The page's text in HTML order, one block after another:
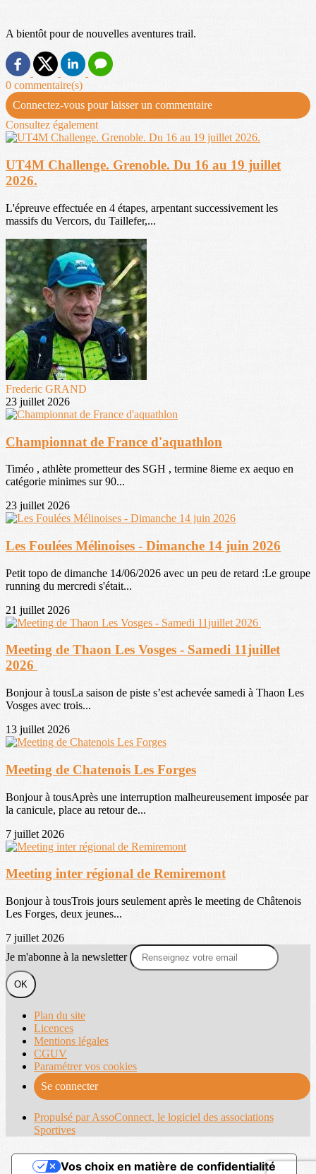
A bientôt pour de nouvelles aventures trail.
0 commentaire(s)
Connectez-vous pour laisser un commentaire
Consultez également
UT4M Challenge. Grenoble. Du 16 au 19 juillet
2026.
L'épreuve effectuée en 4 étapes, arpentant successivement les
massifs du Vercors, du Taillefer,...
Frederic GRAND
23 juillet 2026
Championnat de France d'aquathlon
Timéo , athlète prometteur des SGH , termine 8ieme ex aequo en
catégorie minimes sur 90...
23 juillet 2026
Les Foulées Mélinoises - Dimanche 14 juin 2026
Petit topo de dimanche 14/06/2026 avec un peu de retard :Le groupe
running du mercredi s'était...
21 juillet 2026
Meeting de Thaon Les Vosges - Samedi 11juillet
2026
Bonjour à tousLa saison de piste s’est achevée samedi à Thaon Les
Vosges avec trois...
13 juillet 2026
Meeting de Chatenois Les Forges
Bonjour à tousAprès une interruption malheureusement imposée par
la canicule, place au retour de...
7 juillet 2026
Meeting inter régional de Remiremont
Bonjour à tousTrois jours seulement après le meeting de Châtenois
Les Forges, deux jeunes...
7 juillet 2026
Je m'abonne à la newsletter
OK
Plan du site
Licences
Mentions légales
CGUV
Paramétrer vos cookies
Se connecter
Propulsé par AssoConnect, le logiciel des associations
Sportives
Vos choix en matière de confidentialité